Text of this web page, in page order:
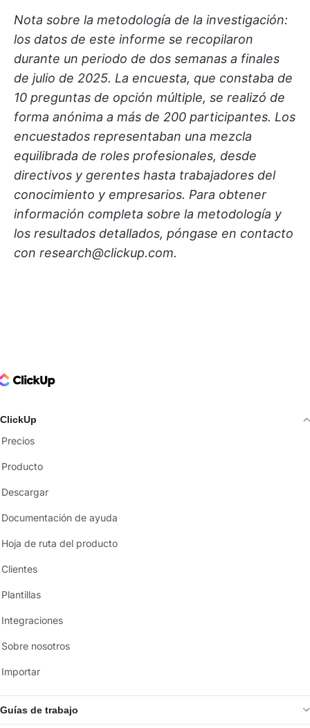
Nota sobre la metodología de la investigación:
los datos de este informe se recopilaron
durante un periodo de dos semanas a finales
de julio de 2025. La encuesta, que constaba de
10 preguntas de opción múltiple, se realizó de
forma anónima a más de 200 participantes. Los
encuestados representaban una mezcla
equilibrada de roles profesionales, desde
directivos y gerentes hasta trabajadores del
conocimiento y empresarios. Para obtener
información completa sobre la metodología y
los resultados detallados, póngase en contacto
con research@clickup.com.
Logo
ClickUp
Precios
Producto
Descargar
Documentación de ayuda
Hoja de ruta del producto
Clientes
Plantillas
Integraciones
Sobre nosotros
Importar
Guías de trabajo